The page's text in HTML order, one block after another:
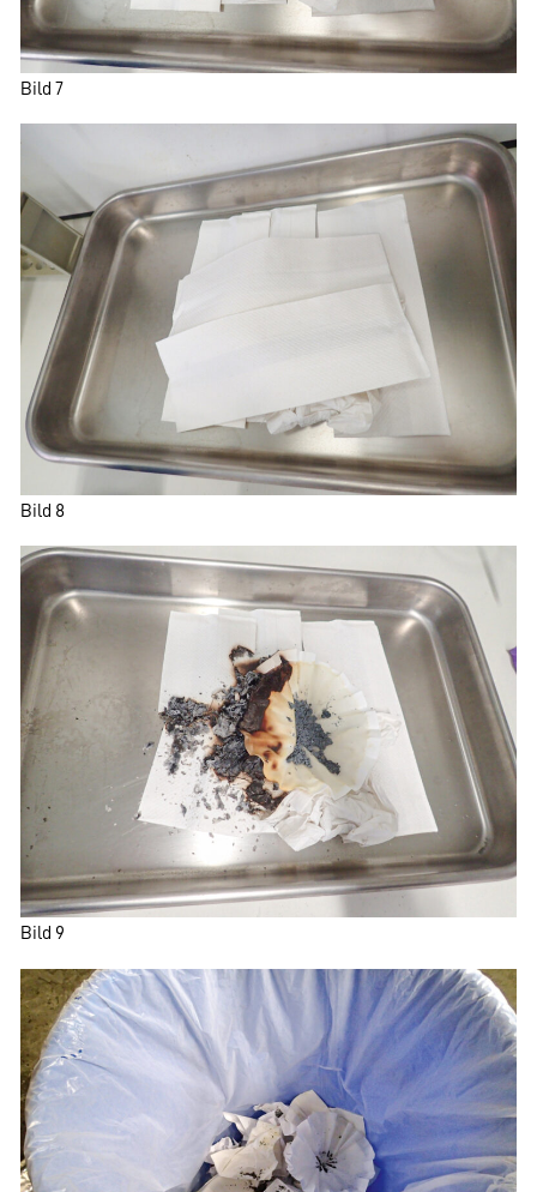
Bild 7
Bild 8
Bild 9